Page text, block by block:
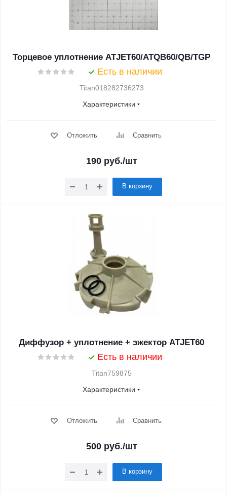
Торцевое уплотнение ATJET60/ATQB60/QB/TGP
Есть в наличии
Titan018282736273
Характеристики
Отложить Сравнить
190 руб./шт
В корзину
Диффузор + уплотнение + эжектор ATJET60
Есть в наличии
Titan759875
Характеристики
Отложить Сравнить
500 руб./шт
В корзину